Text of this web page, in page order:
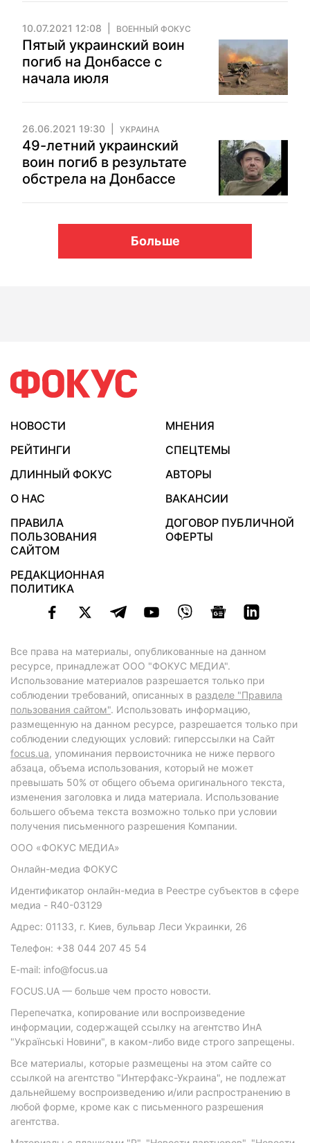
10.07.2021 12:08 ВОЕННЫЙ ФОКУС
Пятый украинский воин
погиб на Донбассе с
начала июля
26.06.2021 19:30 УКРАИНА
49-летний украинский
воин погиб в результате
обстрела на Донбассе
Больше
НОВОСТИ
МНЕНИЯ
РЕЙТИНГИ
СПЕЦТЕМЫ
ДЛИННЫЙ ФОКУС
АВТОРЫ
О НАС
ВАКАНСИИ
ПРАВИЛА
ПОЛЬЗОВАНИЯ
САЙТОМ
ДОГОВОР ПУБЛИЧНОЙ
ОФЕРТЫ
РЕДАКЦИОННАЯ
ПОЛИТИКА
Все права на материалы, опубликованные на данном
ресурсе, принадлежат ООО "ФОКУС МЕДИА".
Использование материалов разрешается только при
соблюдении требований, описанных в разделе "Правила
пользования сайтом". Использовать информацию,
размещенную на данном ресурсе, разрешается только при
соблюдении следующих условий: гиперссылки на Сайт
focus.ua, упоминания первоисточника не ниже первого
абзаца, объема использования, который не может
превышать 50% от общего объема оригинального текста,
изменения заголовка и лида материала. Использование
большего объема текста возможно только при условии
получения письменного разрешения Компании.
ООО «ФОКУС МЕДИА»
Онлайн-медиа ФОКУС
Идентификатор онлайн-медиа в Реестре субъектов в сфере
медиа - R40-03129
Адрес: 01133, г. Киев, бульвар Леси Украинки, 26
Телефон: +38 044 207 45 54
E-mail: info@focus.ua
FOCUS.UA — больше чем просто новости.
Перепечатка, копирование или воспроизведение
информации, содержащей ссылку на агентство ИнА
"Українські Новини", в каком-либо виде строго запрещены.
Все материалы, которые размещены на этом сайте со
ссылкой на агентство "Интерфакс-Украина", не подлежат
дальнейшему воспроизведению и/или распространению в
любой форме, кроме как с письменного разрешения
агентства.